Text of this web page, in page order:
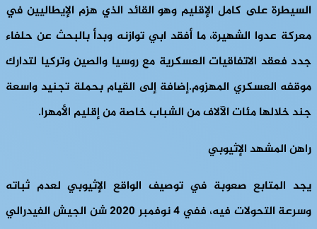
السيطرة على كامل الإقليم وهو القائد الذي هزم الإيطاليين في
معركة عدوا الشهيرة، ما أفقد ابي توازنه وبدأ بالبحث عن حلفاء
جدد فعقد الاتفاقيات العسكرية مع روسيا والصين وتركيا لتدارك
موقفه العسكري المهزوم.إضافة إلى القيام بحملة تجنيد واسعة
جند خلالها مئات الآلاف من الشباب خاصة من إقليم الأمهرا.
راهن المشهد الإثيوبي
يجد المتابع صعوبة في توصيف الواقع الإثيوبي لعدم ثباته
وسرعة التحولات فيه، ففي 4 نوفمبر 2020 شن الجيش الفيدرالي